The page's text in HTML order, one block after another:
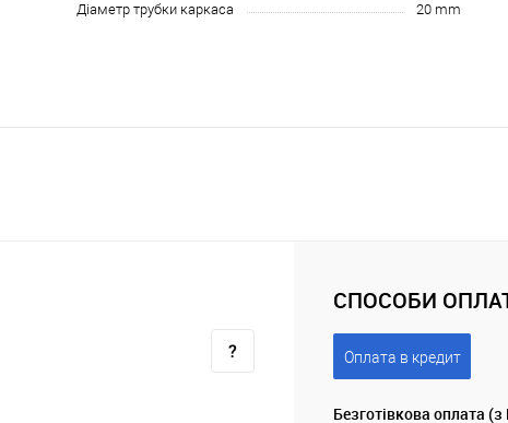
Діаметр трубки каркаса
20 mm
СПОСОБИ
Оплата в кредит
Безготівкова оплата